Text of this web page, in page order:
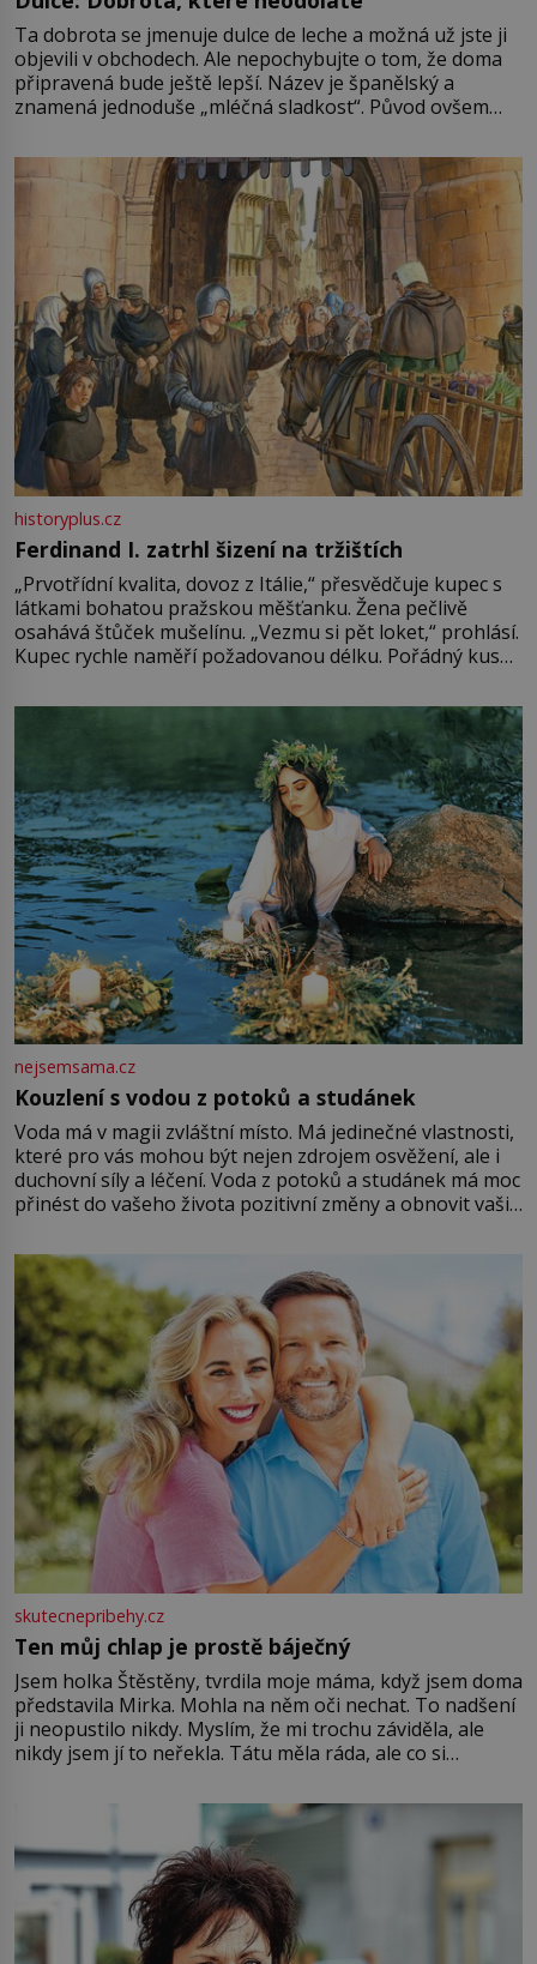
Ta dobrota se jmenuje dulce de leche a možná už jste ji
objevili v obchodech. Ale nepochybujte o tom, že doma
připravená bude ještě lepší. Název je španělský a
znamená jednoduše „mléčná sladkost“. Původ ovšem
pře hned několik latinskoamerických zemí a k tomu
Francie, kde se traduje,
historyplus.cz
Ferdinand I. zatrhl šizení na tržištích
„Prvotřídní kvalita, dovoz z Itálie,“ přesvědčuje kupec s
látkami bohatou pražskou měšťanku. Žena pečlivě
osahává štůček mušelínu. „Vezmu si pět loket,“ prohlásí.
Kupec rychle naměří požadovanou délku. Pořádný kus
milostpaní. Stačí jenom na sukni,“ zhodnotí švadlena
množství růžového mušelínu. „Ošidili vás, podívejte.“
Vezme do ruky dřevěnou
nejsemsama.cz
Kouzlení s vodou z potoků a studánek
Voda má v magii zvláštní místo. Má jedinečné vlastnosti,
které pro vás mohou být nejen zdrojem osvěžení, ale i
duchovní síly a léčení. Voda z potoků a studánek má moc
přinést do vašeho života pozitivní změny a obnovit vaši
můžete obohatit své rituály a přinést do svého života
větší harmonii a klid. Je důležité
skutecnepribehy.cz
Ten můj chlap je prostě báječný
Jsem holka Štěstěny, tvrdila moje máma, když jsem doma
představila Mirka. Mohla na něm oči nechat. To nadšení
ji neopustilo nikdy. Myslím, že mi trochu záviděla, ale
nikdy jsem jí to neřekla. Tátu měla ráda, ale co si
Jsme spolu moc rádi Tehdy byla jiná doba, když